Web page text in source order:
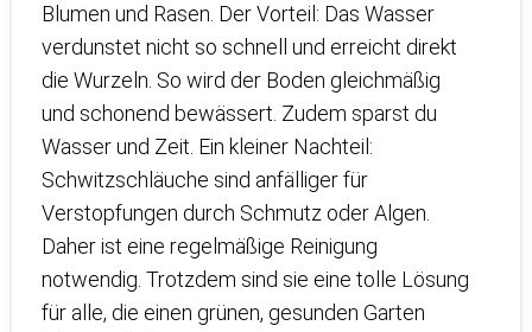
Blumen und Rasen. Der Vorteil: Das Wasser
verdunstet nicht so schnell und erreicht direkt
die Wurzeln. So wird der Boden gleichmäßig
und schonend bewässert. Zudem sparst du
Wasser und Zeit. Ein kleiner Nachteil:
Schwitzschläuche sind anfälliger für
Verstopfungen durch Schmutz oder Algen.
Daher ist eine regelmäßige Reinigung
notwendig. Trotzdem sind sie eine tolle Lösung
für alle, die einen grünen, gesunden Garten